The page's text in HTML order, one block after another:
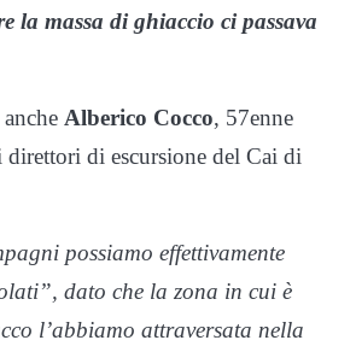
la massa di ghiaccio ci passava
Alberico Cocco, 57enne
di escursione del Cai di
possiamo effettivamente
dato che la zona in cui è
l’abbiamo attraversata nella